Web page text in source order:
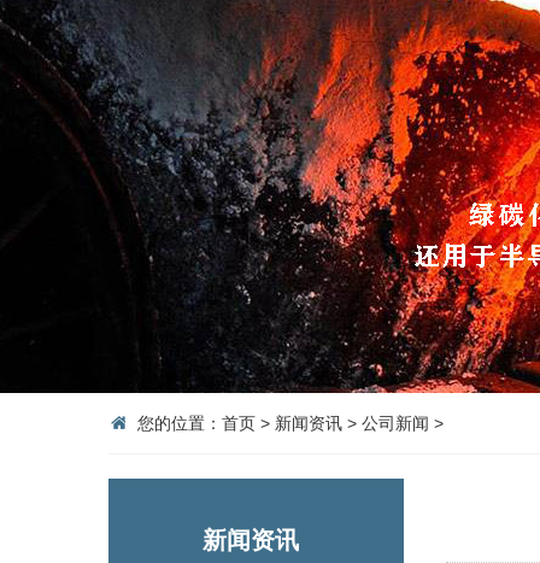
您的位置： 首页 > 新闻资讯 > 公司新闻 >
新闻资讯